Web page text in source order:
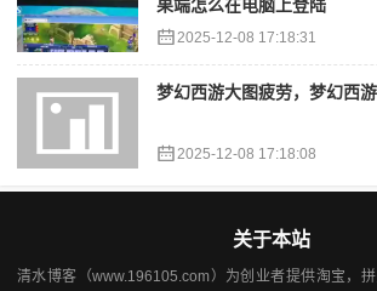
果端怎么在电脑上登陆
2025-12-08 17:18:31
梦幻西游大图疲劳，梦幻西
2025-12-08 17:18:08
关于本站
清水博客（www.196105.com）为创业者提供淘宝，